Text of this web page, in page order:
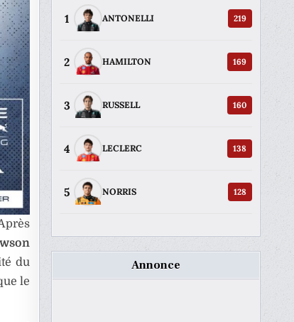
du
le
1 ANTONELLI 219
2 HAMILTON 169
3 RUSSELL 160
4 LECLERC 138
5 NORRIS 128
Annonce